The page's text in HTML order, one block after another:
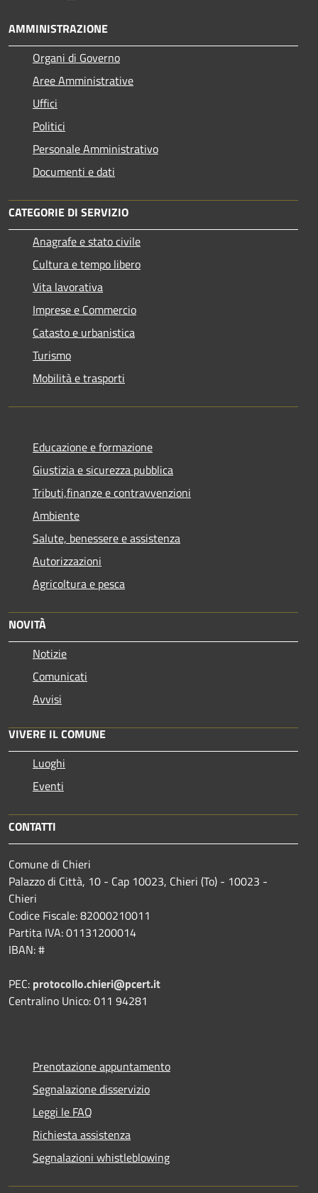
AMMINISTRAZIONE
Organi di Governo
Aree Amministrative
Uffici
Politici
Personale Amministrativo
Documenti e dati
CATEGORIE DI SERVIZIO
Anagrafe e stato civile
Cultura e tempo libero
Vita lavorativa
Imprese e Commercio
Catasto e urbanistica
Turismo
Mobilità e trasporti
Educazione e formazione
Giustizia e sicurezza pubblica
Tributi,finanze e contravvenzioni
Ambiente
Salute, benessere e assistenza
Autorizzazioni
Agricoltura e pesca
NOVITÀ
Notizie
Comunicati
Avvisi
VIVERE IL COMUNE
Luoghi
Eventi
CONTATTI
Comune di Chieri
Palazzo di Città, 10 - Cap 10023, Chieri (To) - 10023 -
Chieri
Codice Fiscale: 82000210011
Partita IVA: 01131200014
IBAN: #
PEC: protocollo.chieri@pcert.it
Centralino Unico: 011 94281
Prenotazione appuntamento
Segnalazione disservizio
Leggi le FAQ
Richiesta assistenza
Segnalazioni whistleblowing